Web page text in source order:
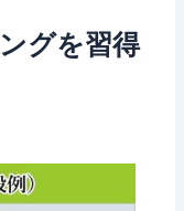
グを習得